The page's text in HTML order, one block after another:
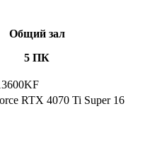
Общий зал
5 ПК
RTX 4070 Ti Super 16